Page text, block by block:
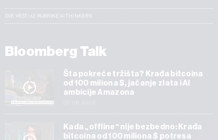
SVE VESTI IZ RUBRIKE AI THINKERS
Bloomberg Talk
Šta pokreće tržišta? Krađa bitcoina
od 100 miliona $, jačanje zlata i AI
ambicije Amazona
Kada „offline“ nije bezbedno: Krađa
bitcoina od 100 miliona $ potresa